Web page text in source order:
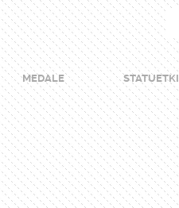
MEDALE STATUETKI